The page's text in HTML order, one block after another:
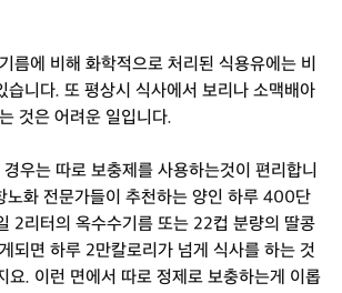
름에 비해 화학적으로 처리된 식용유에는 비
습니다. 또 평상시 식사에서 보리나 소맥배아
것은 어려운 일입니다.
우는 따로 보충제를 사용하는것이 편리합니
노화 전문가들이 추천하는 양인 하루 400단
2리터의 옥수수기름 또는 22컵 분량의 딸콩
되면 하루 2만칼로리가 넘게 식사를 하는 것
요. 이런 면에서 따로 정제로 보충하는게 이롭